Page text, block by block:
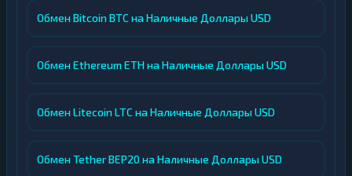
Обмен Bitcoin BTC на Наличные Доллары USD
Обмен Ethereum ETH на Наличные Доллары USD
Обмен Litecoin LTC на Наличные Доллары USD
Обмен Tether BEP20 на Наличные Доллары USD